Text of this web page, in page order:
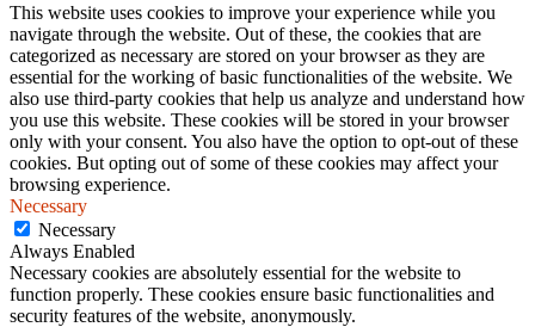
This website uses cookies to improve your experience while you
navigate through the website. Out of these, the cookies that are
categorized as necessary are stored on your browser as they are
essential for the working of basic functionalities of the website. We
also use third-party cookies that help us analyze and understand how
you use this website. These cookies will be stored in your browser
only with your consent. You also have the option to opt-out of these
cookies. But opting out of some of these cookies may affect your
browsing experience.
Necessary
Necessary
Always Enabled
Necessary cookies are absolutely essential for the website to
function properly. These cookies ensure basic functionalities and
security features of the website, anonymously.